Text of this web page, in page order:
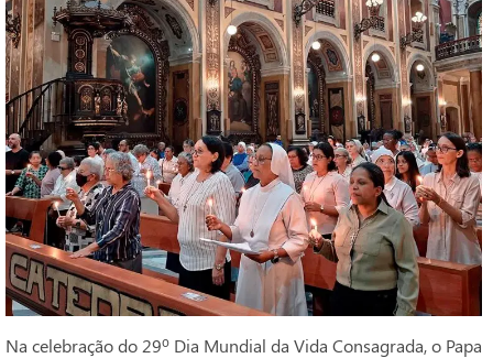
Na celebração do 29º Dia Mundial da Vida Consagrada, o Papa